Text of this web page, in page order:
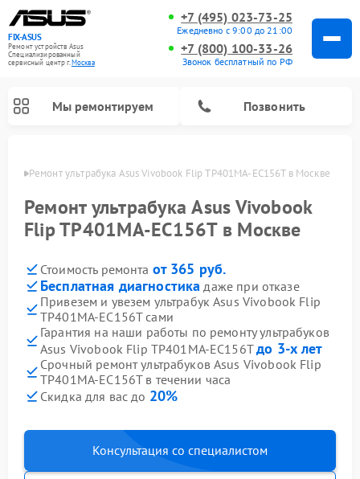
FIX-ASUS
Ремонт устройств Asus
Специализированный
cервисный центр г.Москва
+7 (495) 023-73-25
Ежедневно с 9:00 до 21:00
+7 (800) 100-33-26
Звонок бесплатный по РФ
Мы ремонтируем Позвонить
Ремонт ультрабука Asus Vivobook Flip TP401MA-EC156T в Москве
Ремонт ультрабука Asus Vivobook
Flip TP401MA-EC156T в Москве
Стоимость ремонта от 365 руб.
Бесплатная диагностика даже при отказе
Привезем и увезем ультрабук Asus Vivobook Flip
TP401MA-EC156T сами
Гарантия на наши работы по ремонту ультрабуков
Asus Vivobook Flip TP401MA-EC156Tдо 3-х лет
Срочный ремонт ультрабуков Asus Vivobook Flip
TP401MA-EC156T в течении часа
Скидка для вас до 20%
Консультация со специалистом